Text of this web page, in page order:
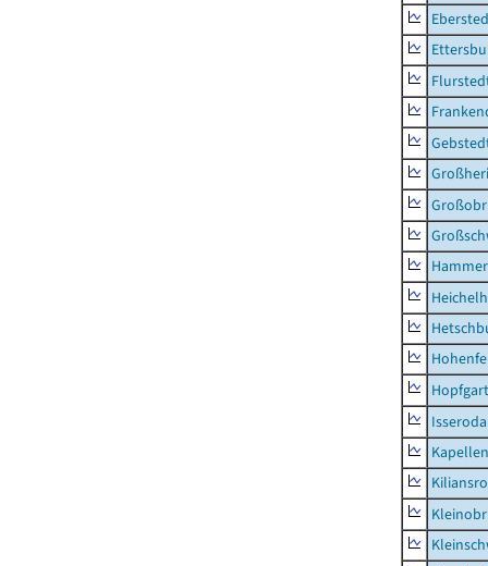
Isseroda